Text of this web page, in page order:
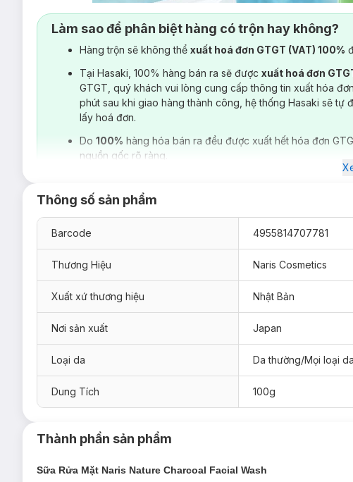
Làm sao để phân biệt hàng có trộn hay không?
Hàng trộn sẽ không thể xuất hoá đơn GTGT (VAT) 100%
Tại Hasaki, 100% hàng bán ra sẽ được xuất hoá đơn
GTGT, quý khách vui lòng cung cấp thông tin xuất hóa
phút sau khi giao hàng thành công, hệ thống Hasaki sẽ
lấy hoá đơn.
Do 100% hàng hóa bán ra đều được xuất hết hóa đơn
nguồn gốc rõ ràng.
Thông số sản phẩm
Barcode 4955814707781
Thương Hiệu Naris Cosmetics
Xuất xứ thương hiệu Nhật Bản
Nơi sản xuất Japan
Loại da Da thường/Mọi loại da
Dung Tích 100g
Thành phần sản phẩm
Sữa Rửa Mặt Naris Nature Charcoal Facial Wash